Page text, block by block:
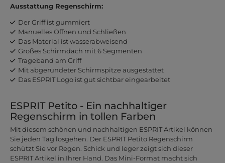
Ausstattung Regenschirm:
Der Griff ist gummiert
Manuelles Öffnen und Schließen
Das Material ist wasserabweisend
Großes Schirmdach mit 6 Segmenten
Trageband am Griff
Mit abgerundeter Schirmspitze ausgestattet
Das ESPRIT Logo ist gut sichtbar eingearbeitet
ESPRIT Petito - Ein nachhaltiger
Regenschirm in tollen Farben
Mit diesem schönen und nachhaltigen ESPRIT Artikel können
Sie jeden Tag losgehen. Der ESPRIT Petito Regenschirm
schützt Sie vor Regen. Schick und leger zeigt sich dieser
ESPRIT Artikel in Ihrer Hand. Das Mini-Format macht sich